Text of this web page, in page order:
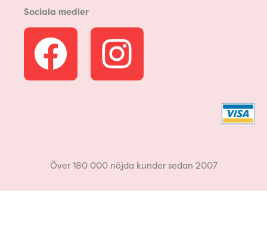
Sociala medier
F
a
b
o
I
n
a
g
Över 180 000 nöjda kunder sedan 2007